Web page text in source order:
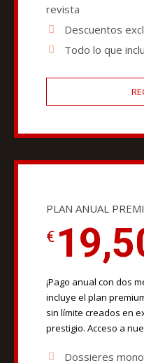
revista
Descuentos
Todo lo que
PLAN ANUAL
€
¡Pago anual con dos
incluye el plan
sin límite creados en
prestigio. Acceso a
Dossieres